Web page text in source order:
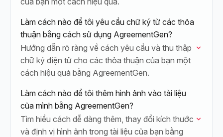
Làm cách nào để tôi yêu cầu chữ ký từ các thỏa
thuận bằng cách sử dụng AgreementGen?
Hướng dẫn rõ ràng về cách yêu cầu và thu thập
chữ ký điện tử cho các thỏa thuận của bạn một
cách hiệu quả bằng AgreementGen.
Làm cách nào để tôi thêm hình ảnh vào tài liệu
của mình bằng AgreementGen?
Tìm hiểu cách dễ dàng thêm, thay đổi kích thước
và định vị hình ảnh trong tài liệu của bạn bằng